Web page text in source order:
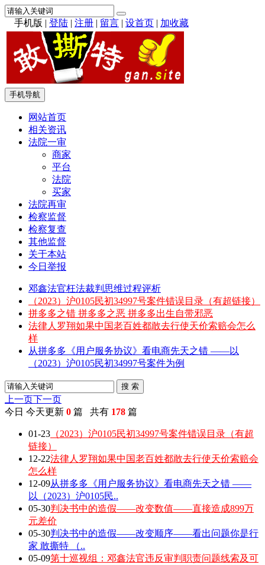
手机版 | 登陆 | 注册 | 留言 | 设首页 | 加收藏
手机导航
网站首页
相关资讯
法院一审
商家
平台
法院
买家
法院再审
检察监督
检察复查
其他监督
关于本站
今日举报
邓鑫法官枉法裁判思维过程评析
（2023）沪0105民初34997号案件错误目录（有超链接）
拼多多之错 拼多多之恶 拼多多出生自带邪恶
法律人罗翔如果中国老百姓都敢去行使天价索赔会怎么
样
从拼多多《用户服务协议》看电商先天之错 ——以
（2023）沪0105民初34997号案件为例
搜 索
上一页下一页
今日 今天更新 0 篇 共有 178 篇
01-23 （2023）沪0105民初34997号案件错误目录（有超
链接）
12-22法律人罗翔如果中国老百姓都敢去行使天价索赔会
怎么样
12-09从拼多多《用户服务协议》看电商先天之错 ——
以（2023）沪0105民..
05-30判决书中的造假——改变数值——直接造成899万
元差价
05-30判决书中的造假——改变顺序——看出问题你是行
家 敢撕特 （..
05-09第十巡视组：邓鑫法官违反审判职责问题线索及可